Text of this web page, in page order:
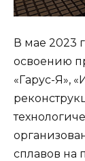
В мае 2023
освоению
«Гарус-Я»,
сплавов на